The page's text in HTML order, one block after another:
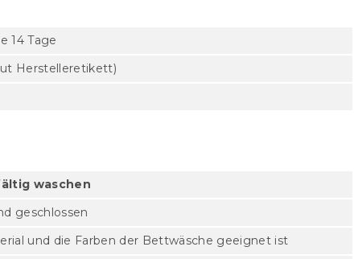
14 Tage
Herstelleretikett)
waschen
geschlossen
und die Farben der Bettwäsche geeignet ist